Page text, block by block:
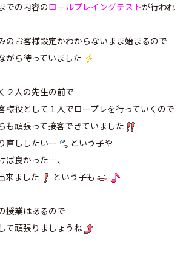
での内容のロールプレイングテストが行われ
のお客様設定かわからないまま始まるので
がら待っていました
２人の先生の前で
様役として１人でロープレを行っていくので
も頑張って接客できていました
直ししたいー
という子や
ば良かった…、
来ました
という子も
授業はあるので
て頑張りましょうね